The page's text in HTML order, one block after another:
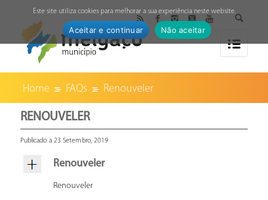
Home FAQs Renouveler
RENOUVELER
Publicado a 23 Setembro, 2019
Renouveler
Renouveler
Este site utiliza cookies para melhorar a sua experiência neste website.
Aceitar e continuar Não aceitar